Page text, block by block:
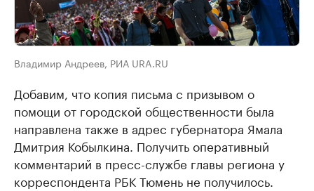
Владимир Андреев, РИА URA.RU
Добавим, что копия письма с призывом о
помощи от городской общественности была
направлена также в адрес губернатора Ямала
Дмитрия Кобылкина. Получить оперативный
комментарий в пресс-службе главы региона у
корреспондента РБК Тюмень не получилось.